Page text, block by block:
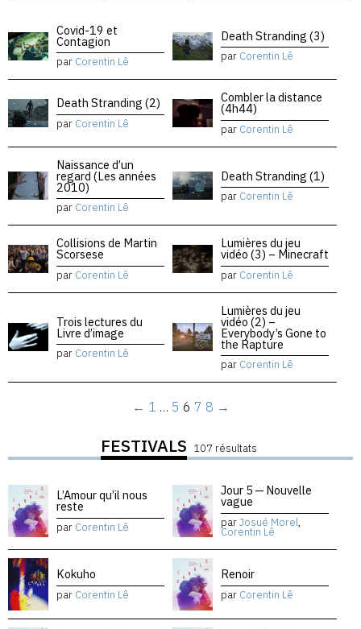
Covid-19 et
Contagion
par Corentin Lê
Death Stranding (3)
par Corentin Lê
Death Stranding (2)
par Corentin Lê
Combler la distance
(4h44)
par Corentin Lê
Naissance d’un
regard (Les années
2010)
par Corentin Lê
Death Stranding (1)
par Corentin Lê
Collisions de Martin
Scorsese
par Corentin Lê
Lumières du jeu
vidéo (3) – Minecraft
par Corentin Lê
Trois lectures du
Livre d’image
par Corentin Lê
Lumières du jeu
vidéo (2) –
Everybody’s Gone to
the Rapture
par Corentin Lê
← 1 … 5 6 7 8 →
FESTIVALS 107 résultats
L’Amour qu’il nous
reste
par Corentin Lê
Jour 5 — Nouvelle
vague
parJosué Morel,
Corentin Lê
Kokuho
par Corentin Lê
Renoir
par Corentin Lê